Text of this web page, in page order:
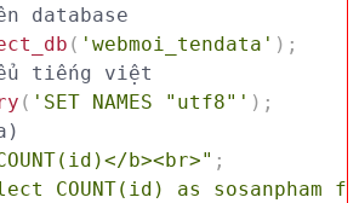
database
( 'webmoi_tendata' ) ;
tiếng việt
( 'SET NAMES "utf8"' ) ;
b><br>" ;
COUNT(id) as sosanpham